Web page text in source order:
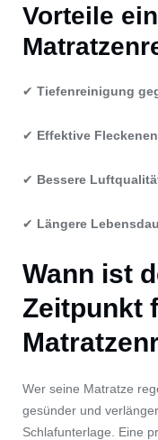
Vorteile
✔ Tiefenreinigung
✔ Effektive
✔ Bessere
✔ Längere
Wann ist
Zeitpunkt
Wer seine Matratze
gesünder und
Schlafunterlage. Eine